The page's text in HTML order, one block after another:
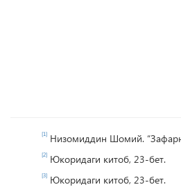
[1] Низомиддин Шомий.
[2] Юкоридаги китоб, 23-бет.
[3] Юкоридаги китоб, 23-бет.